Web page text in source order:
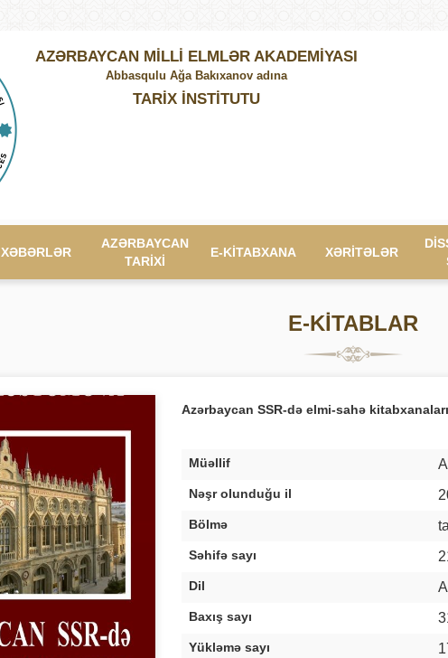
AZƏRBAYCAN MİLLİ ELMLƏR AKADEMİYASI
Abbasqulu Ağa Bakıxanov adına
TARİX İNSTİTUTU
XƏBƏRLƏR
AZƏRBAYCAN
TARİXİ
E-KİTABXANA XƏRİTƏLƏR
E-KİTABLAR
Azərbaycan SSR-də elmi-sahə
Müəllif
Nəşr olunduğu il
Bölmə
Səhifə sayı
Dil
Baxış sayı
Yükləmə sayı